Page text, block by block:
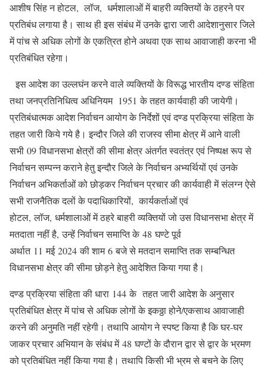
आशीष सिंह न होटल, लॉज, धर्मशालाओं में बाहरी व्यक्तियों के ठहरने पर
प्रतिबंध लगाया है। साथ ही इस संबंध में उनके द्वारा जारी आदेशानुसार जिले
में पांच से अधिक लोगों के एकत्रित होने अथवा एक साथ आवाजाही करना भी
प्रतिबंधित रहेगा।
इस आदेश का उल्लघंन करने वाले व्यक्तियों के विरूद्ध भारतीय दण्ड संहिता
तथा जनप्रतिनिधित्व अधिनियम 1951 के तहत कार्यवाही की जायेगी।
प्रतिबंधात्मक आदेश निर्वाचन आयोग के निर्देशों एवं दण्ड प्रक्रिया संहिता के
तहत जारी किये गये है। इन्दौर जिले की राजस्व सीमा क्षेत्र में आने वाली
सभी 09 विधानसभा क्षेत्रों की सीमा क्षेत्र अंतर्गत स्वतंत्र एवं निष्पक्ष रूप से
निर्वाचन सम्पन्न कराने हेतु इन्दौर जिले के निर्वाचन अभ्यर्थियों एवं उनके
निर्वाचन अभिकर्ताओं को छोड़कर निर्वाचन प्रचार की कार्यवाही में संलग्न ऐसे
सभी राजनैतिक दलों के पदाधिकारियों, कार्यकर्ताओं एवं
होटल, लॉज, धर्मशालाओं में ठहरे बाहरी व्यक्तियों जो उस विधानसभा क्षेत्र में
मतदाता नहीं है, उन्हें निर्वाचन समाप्ति के 48 घण्टे पूर्व
अर्थात 11 मई 2024 की शाम 6 बजे से मतदान समाप्ति तक सम्बन्धित
विधानसभा क्षेत्र की सीमा छोड़ने हेतु आदेशित किया गया है।
दण्ड प्रक्रिया संहिता की धारा 144 के तहत जारी आदेश के अनुसार
प्रतिबंधित क्षेत्र में पांच से अधिक लोगों के इक‌ठ्ठा होने/एकसाथ आवाजाही
करने की अनुमति नहीं रहेगी। तथापि आयोग ने स्पष्ट किया है कि घर-घर
जाकर प्रचार अभियान के संबंध में 48 घण्टों के दौरान द्वार से द्वार के भ्रमण
को प्रतिबंधित नहीं किया गया है। तथापि किसी भी भ्रम से बचने के लिए